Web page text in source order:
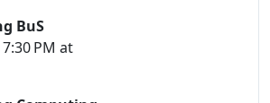
BuS
PM at